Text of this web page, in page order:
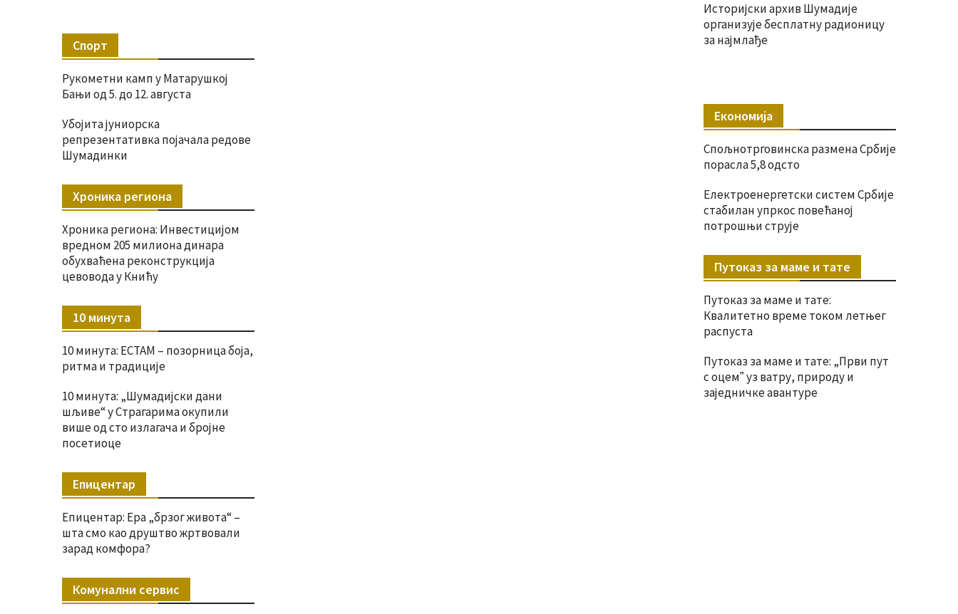
Историјски архив Шумадије
организује бесплатну радионицу
за најмлађе
Економија
Спољнотрговинска размена Србије
порасла 5,8 одсто
Електроенергетски систем Србије
стабилан упркос повећаној
потрошњи струје
Путоказ за маме и тате
Путоказ за маме и тате:
Квалитетно време током летњег
распуста
Путоказ за маме и тате: „Први пут
с оцемˮ уз ватру, природу и
заједничке авантуре
Спорт
Рукометни камп у Матарушкој
Бањи од 5. до 12. августа
Убојита јуниорска
репрезентативка појачала редове
Шумадинки
Хроника региона
Хроника региона: Инвестицијом
вредном 205 милиона динара
обухваћена реконструкција
цевовода у Книћу
10 минута
10 минута: ЕСТАМ – позорница боја,
ритма и традиције
10 минута: „Шумадијски дани
шљиве“ у Страгарима окупили
више од сто излагача и бројне
посетиоце
Епицентар
Епицентар: Ера „брзог живота“ –
шта смо као друштво жртвовали
зарад комфора?
Комунални сервис